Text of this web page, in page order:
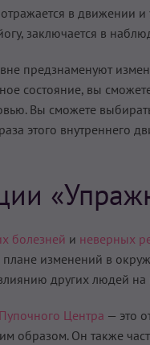
в движении
заключается в
предзнаменуют
состояние, вы
Вы сможете
этого внутреннего
болезней и неверных
плане изменений в
других людей на
Пупочного Центра — это
образом. Он также